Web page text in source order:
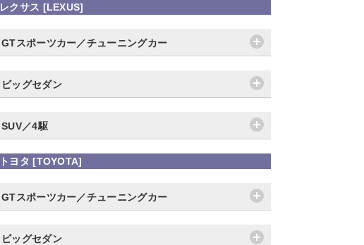
レクサス [LEXUS]
GTスポーツカー／チューニングカー
ビッグセダン
SUV／4駆
トヨタ [TOYOTA]
GTスポーツカー／チューニングカー
ビッグセダン